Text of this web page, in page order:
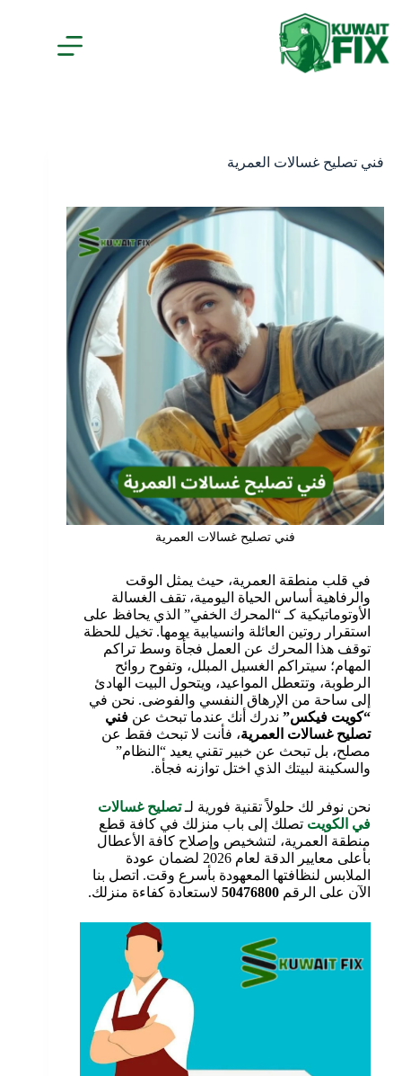
إلى
المحتوى
فني تصليح غسالات العمرية
فني تصليح غسالات العمرية
في قلب منطقة العمرية، حيث يمثل الوقت
والرفاهية أساس الحياة اليومية، تقف الغسالة
الأوتوماتيكية كـ “المحرك الخفي” الذي يحافظ على
استقرار روتين العائلة وانسيابية يومها. تخيل للحظة
توقف هذا المحرك عن العمل فجأة وسط تراكم
المهام؛ سيتراكم الغسيل المبلل، وتفوح روائح
الرطوبة، وتتعطل المواعيد، ويتحول البيت الهادئ
إلى ساحة من الإرهاق النفسي والفوضى. نحن في
“كويت فيكس” ندرك أنك عندما تبحث عن فني
تصليح غسالات العمرية، فأنت لا تبحث فقط عن
مصلح، بل تبحث عن خبير تقني يعيد “النظام”
والسكينة لبيتك الذي اختل توازنه فجأة.
نحن نوفر لك حلولاً تقنية فورية لـ تصليح غسالات
في الكويت تصلك إلى باب منزلك في كافة قطع
منطقة العمرية، لتشخيص وإصلاح كافة الأعطال
بأعلى معايير الدقة لعام 2026 لضمان عودة
الملابس لنظافتها المعهودة بأسرع وقت. اتصل بنا
الآن على الرقم 50476800 لاستعادة كفاءة منزلك.